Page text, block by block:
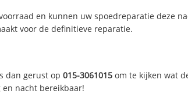
en kunnen uw spoedreparatie deze
voor de definitieve reparatie.
dan gerust op015-3061015 om te kijken wat
en nacht bereikbaar!